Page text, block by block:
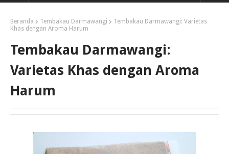
Beranda Tembakau Darmawangi
Tembakau Darmawangi: Varietas
Khas dengan Aroma Harum
Tembakau Darmawangi:
Varietas Khas dengan Aroma
Harum